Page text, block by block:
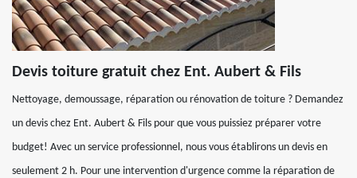
Devis toiture gratuit chez Ent. Aubert & Fils
Nettoyage, demoussage, réparation ou rénovation de toiture ? Demandez
un devis chez Ent. Aubert & Fils pour que vous puissiez préparer votre
budget! Avec un service professionnel, nous vous établirons un devis en
seulement 2 h. Pour une intervention d'urgence comme la réparation de